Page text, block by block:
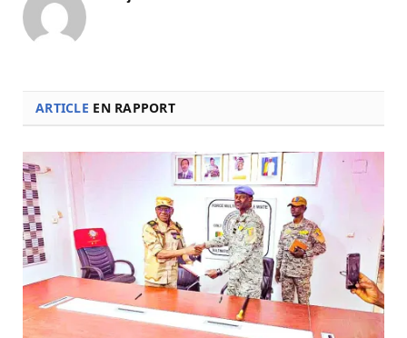
ARTICLE EN RAPPORT